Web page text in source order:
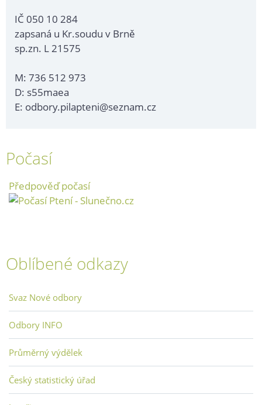
IČ 050 10 284
zapsaná u Kr.soudu v Brně
sp.zn. L 21575
M: 736 512 973
D: s55maea
E: odbory.pilapteni@seznam.cz
Počasí
Předpověď počasí
Oblíbené odkazy
Svaz Nové odbory
Odbory INFO
Průměrný výdělek
Český statistický úřad